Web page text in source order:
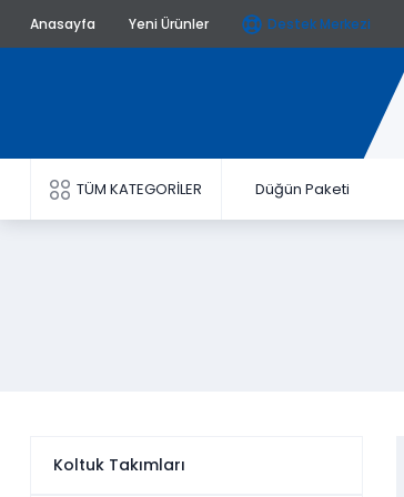
Anasayfa Yeni Ürünler Destek Merkezi
TÜM KATEGORİLER Düğün Paketi
Koltuk Takımları